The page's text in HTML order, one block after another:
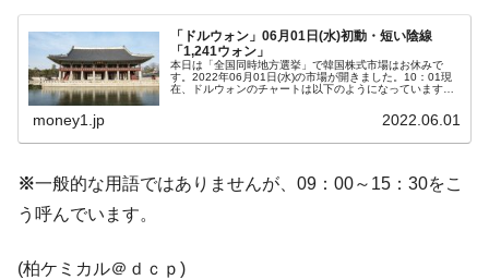
他人事のような発言。
『Money1』
韓国半導体『SKハイニックス』2026年2Qの
業績「史上最高益」当期純利益は前年同期比13.4倍に。
『Money1』
韓国･加徳島新国際空港「またも暗礁」の危
機 ⇒ 10.7兆では損が出るからできない。
日(水)もサイドカー・サーキットブレイカーの二段コンボ
発動！
「ドルウォン」06月01日(水)初動・短い陰線
「1,241ウォン」
本日は「全国同時地方選挙」で韓国株式市場はお休みで
す。2022年06月01日(水)の市場が開きました。10：01現
在、ドルウォンのチャートは以下のようになっています
money1.jp 2022.06.01
※一般的な用語ではありませんが、09：00～15：30をこ
う呼んでいます。
(柏ケミカル＠ｄｃｐ)